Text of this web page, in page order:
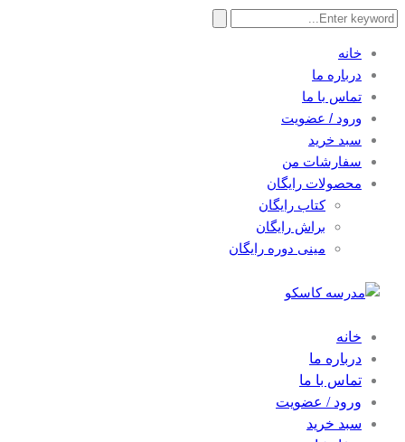
Search
خانه
درباره ما
تماس با ما
ورود / عضویت
سبد خرید
سفارشات من
محصولات رایگان
کتاب رایگان
براش رایگان
مینی دوره رایگان
خانه
درباره ما
تماس با ما
ورود / عضویت
سبد خرید